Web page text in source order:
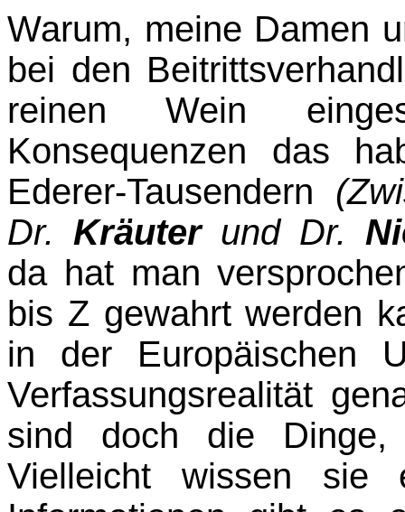
Warum, meine Damen
bei den
reinen Wein
Konsequenzen das
Ederer-Tausendern
Dr. Kräuter und Dr.
da hat man
bis Z gewahrt werden
in der Euro­päischen
Verfassungsrealität
sind doch die Dinge,
Vielleicht wissen